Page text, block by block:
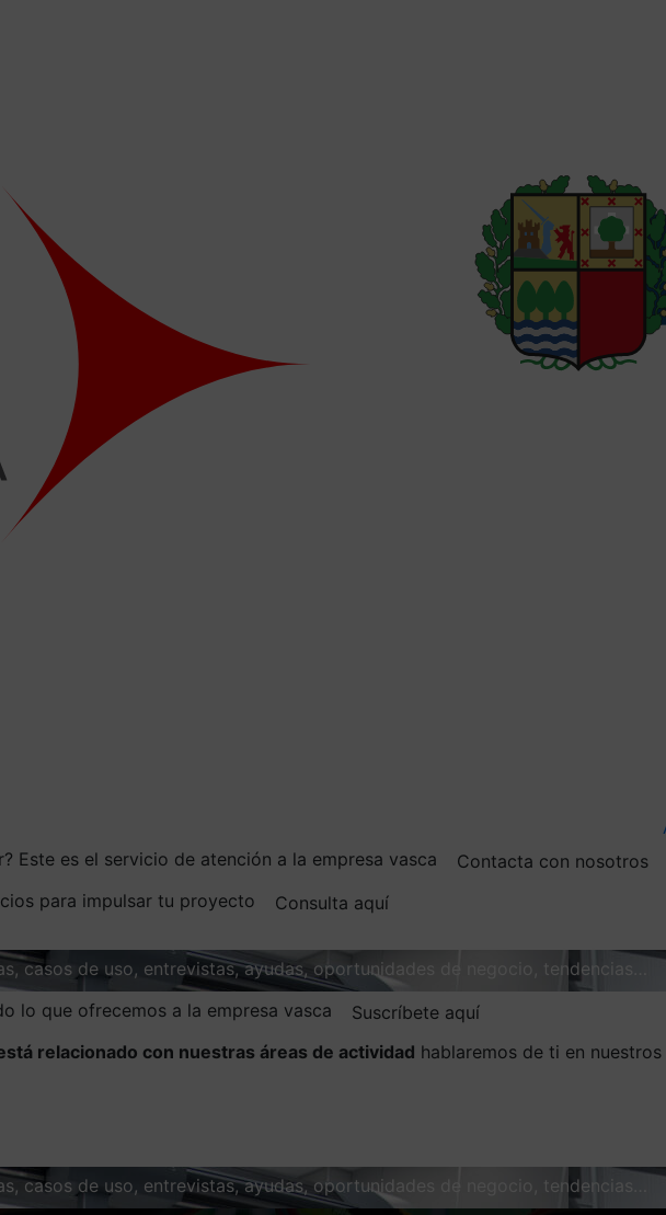
Este es el servicio de atención a la empresa vasca
Contacta con nosotros
para impulsar tu proyecto
Consulta aquí
casos de uso, entrevistas, ayudas, oportunidades de negocio, tendencias…
lo que ofrecemos a la empresa vasca
Suscríbete aquí
relacionado con nuestras áreas de actividad hablaremos de ti en
casos de uso, entrevistas, ayudas, oportunidades de negocio, tendencias…